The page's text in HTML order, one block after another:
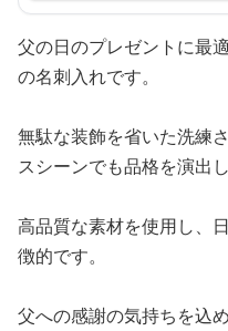
父の日のプレゼントに最
の名刺入れです。
無駄な装飾を省いた洗練
スシーンでも品格を演出し
高品質な素材を使用し、
徴的です。
父への感謝の気持ちを込